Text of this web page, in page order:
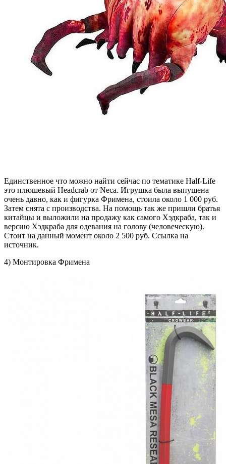
Единственное что можно найти сейчас по тематике Half-Life
это плюшевый Headcrab от Neca. Игрушка была выпущена
очень давно, как и фигурка Фримена, стоила около 1 000 руб.
Затем снята с производства. На помощь так же пришли братья
китайцы и выложили на продажу как самого Хэдкраба, так и
версию Хэдкраба для одевания на голову (человеческую).
Стоит на данный момент около 2 500 руб. Ссылка на
источник.
4) Монтировка Фримена